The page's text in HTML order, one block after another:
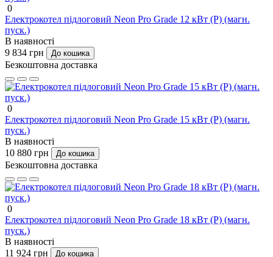
0
Електрокотел підлоговий Neon Pro Grade 12 кВт (P) (магн.
пуск.)
В наявності
9 834 грн
До кошика
Безкоштовна доставка
0
Електрокотел підлоговий Neon Pro Grade 15 кВт (P) (магн.
пуск.)
В наявності
10 880 грн
До кошика
Безкоштовна доставка
0
Електрокотел підлоговий Neon Pro Grade 18 кВт (P) (магн.
пуск.)
В наявності
11 924 грн
До кошика